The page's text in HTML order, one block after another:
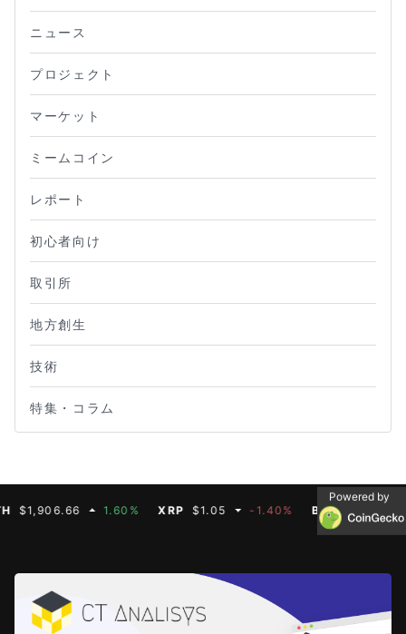
ニュース
プロジェクト
マーケット
ミームコイン
レポート
初心者向け
取引所
地方創生
技術
特集・コラム
1.60% XRP $1.05 -1.40% BNB $592.50 -
Powered by